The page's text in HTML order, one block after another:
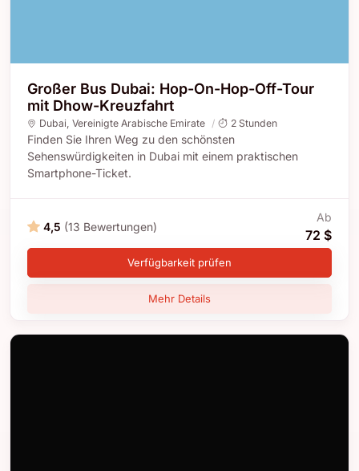
Großer Bus Dubai: Hop-On-Hop-Off-Tour
mit Dhow-Kreuzfahrt
Dubai Vereinigte Arabische Emirate 2 Stunden
Finden Sie Ihren Weg zu den schönsten
Sehenswürdigkeiten in Dubai mit einem praktischen
Smartphone-Ticket.
4,5 (13 Bewertungen)
Ab
72 $
Verfügbarkeit prüfen
Mehr Details